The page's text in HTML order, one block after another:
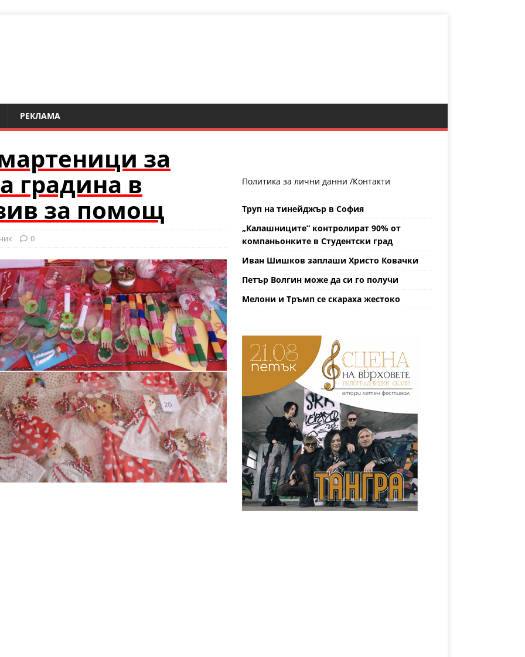
РЕКЛАМА
за
градина в
за помощ
0
Политика за лични данни /Контакти
Труп на тинейджър в София
„Калашниците“ контролират 90% от
компаньонките в Студентски град
Иван Шишков заплаши Христо Ковачки
Петър Волгин може да си го получи
Мелони и Тръмп се скараха жестоко